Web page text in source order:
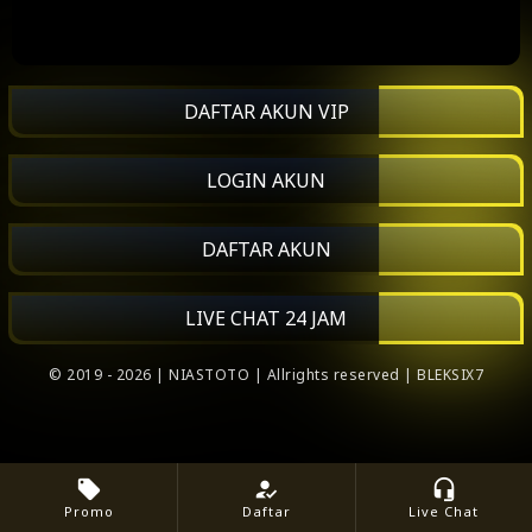
DAFTAR AKUN VIP
LOGIN AKUN
DAFTAR AKUN
LIVE CHAT 24 JAM
© 2019 - 2026 | NIASTOTO | Allrights reserved | BLEKSIX7
local_offer
Promo
how_to_reg
Daftar
headset_mic
Live Chat